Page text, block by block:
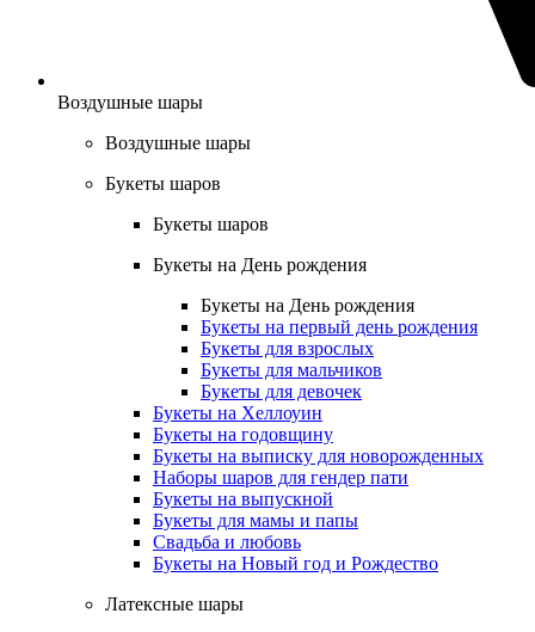
Воздушные шары
Воздушные шары
Букеты шаров
Букеты шаров
Букеты на День рождения
Букеты на День рождения
Букеты на первый день рождения
Букеты для взрослых
Букеты для мальчиков
Букеты для девочек
Букеты на Хеллоуин
Букеты на годовщину
Букеты на выписку для новорожденных
Наборы шаров для гендер пати
Букеты на выпускной
Букеты для мамы и папы
Свадьба и любовь
Букеты на Новый год и Рождество
Латексные шары